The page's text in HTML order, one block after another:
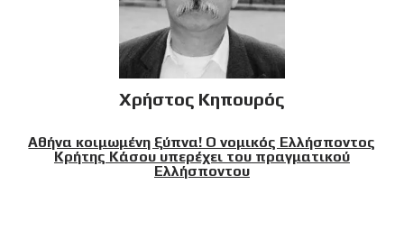
Χρήστος Κηπουρός
Αθήνα κοιμωμένη ξύπνα! Ο νομικός Ελλήσποντος
Κρήτης Κάσου υπερέχει του πραγματικού
Ελλήσποντου